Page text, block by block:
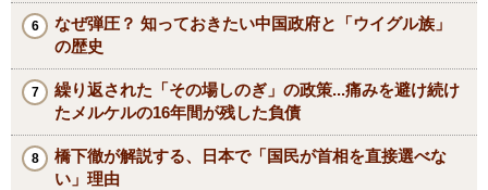
なぜ弾圧？ 知っておきたい中国政府と「ウイグル族」
の歴史
繰り返された「その場しのぎ」の政策...痛みを避け続け
たメルケルの16年間が残した負債
橋下徹が解説する、日本で「国民が首相を直接選べな
い」理由